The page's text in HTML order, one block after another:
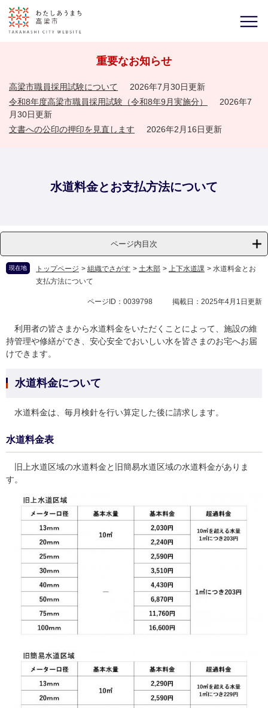
重要なお知らせ
高梁市職員採用試験について
2026年7月30日更新
令和8年度高梁市職員採用試験（令和8年9月実施分）
2026年7
月30日更新
文書への公印の押印を見直します
2026年2月16日更新
水道料金とお支払方法について
ページ内目次
現在地 トップページ > 組織でさがす > 土木部 > 上下水道課 > 水道料金とお
支払方法について
ページID：0039798 掲載日：2025年4月1日更新
利用者の皆さまから水道料金をいただくことによって、施設の維
持管理や修繕ができ、安心安全でおいしい水を皆さまのお宅へお届
けできます。
水道料金について
水道料金は、毎月検針を行い算定した後に請求します。
水道料金表
旧上水道区域の水道料金と旧簡易水道区域の水道料金がありま
す。